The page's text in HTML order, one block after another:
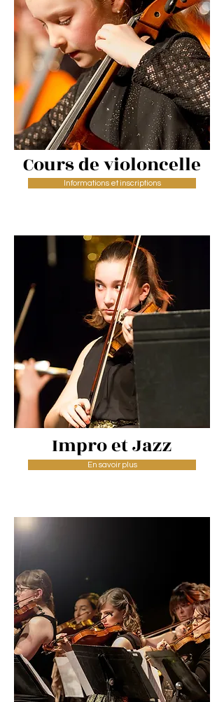
Cours de violoncelle
Informations et inscriptions
Impro et Jazz
En savoir plus